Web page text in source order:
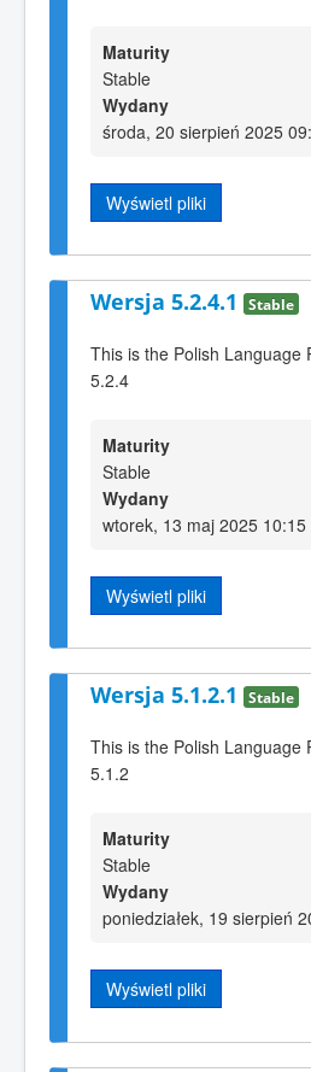
Maturity
Stable
Wydany
środa, 20 sierpień 2025
Wyświetl pliki
Wersja 5.2.4.1 Stable
This is the Polish Language
5.2.4
Maturity
Stable
Wydany
wtorek, 13 maj 2025 10:15
Wyświetl pliki
Wersja 5.1.2.1 Stable
This is the Polish Language
5.1.2
Maturity
Stable
Wydany
poniedziałek, 19 sierpień
Wyświetl pliki